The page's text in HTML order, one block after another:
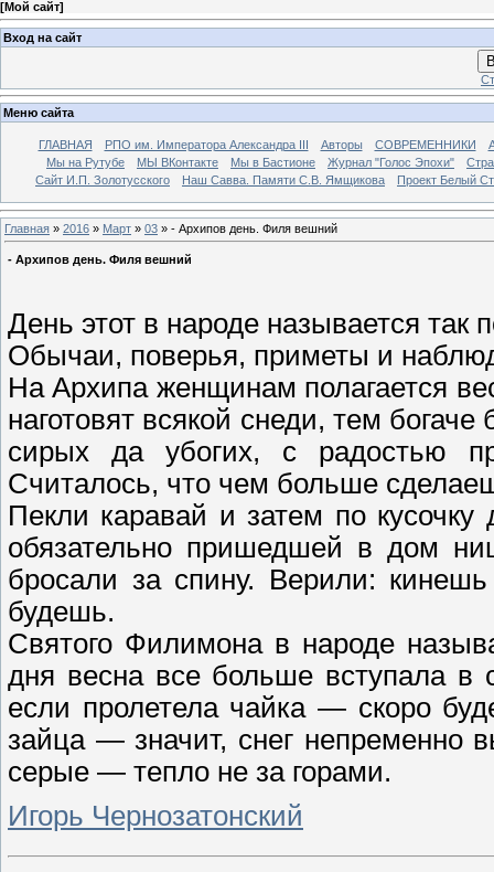
[Мой сайт]
Вход на сайт
Меню сайта
ГЛАВНАЯ РПО им. Императора Александра III Авторы СОВРЕМЕННИКИ
Мы на Рутубе
МЫ ВКонтакте Мы в Бастионе Журнал "Голос Эпохи"
Сайт И.П. Золотусского
Наш Савва. Памяти С.В. Ямщикова Проект Белый
Главная » 2016 » Март » 03 » - Архипов день. Филя вешний
- Архипов день. Филя вешний
День этот в народе называется
Обычаи, поверья, приметы и
На Архипа женщинам полагается
наготовят всякой снеди, тем
сирых да убогих, с радостью
Считалось, что чем больше
Пекли каравай и затем по
обязательно пришедшей в дом
бросали за спину. Верили:
будешь.
Святого Филимона в народе
дня весна все больше вступала в
если пролетела чайка — скоро
зайца — значит, снег непременно
серые — тепло не за горами.
Игорь Чернозатонский